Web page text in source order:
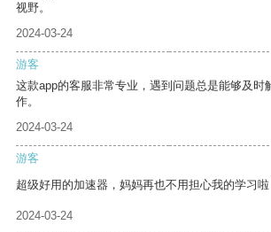
视野。
2024-03-24
游客
这款app的客服非常专业，遇到问题总是能够及时
作。
2024-03-24
游客
超级好用的加速器，妈妈再也不用担心我的学习啦
2024-03-24